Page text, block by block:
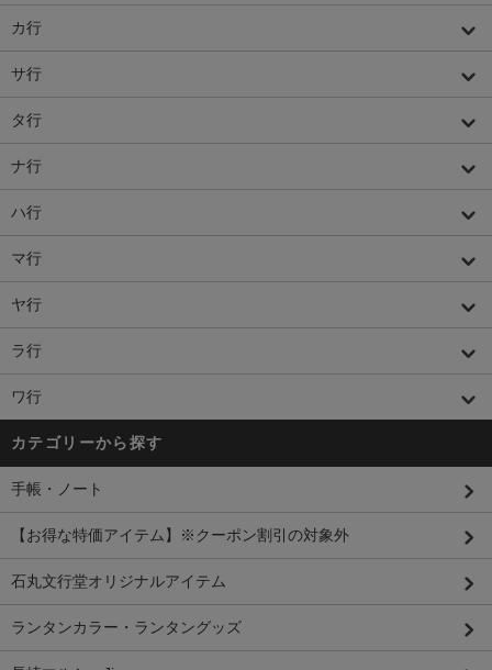
カ行
サ行
タ行
ナ行
ハ行
マ行
ヤ行
ラ行
ワ行
カテゴリーから探す
手帳・ノート
【お得な特価アイテム】※クーポン割引の対象外
石丸文行堂オリジナルアイテム
ランタンカラー・ランタングッズ